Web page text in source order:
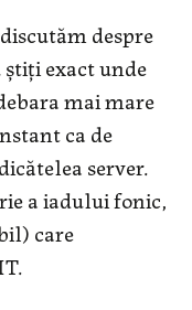
despre
exact unde
mai mare
ca de
server.
a iadului fonic,
care